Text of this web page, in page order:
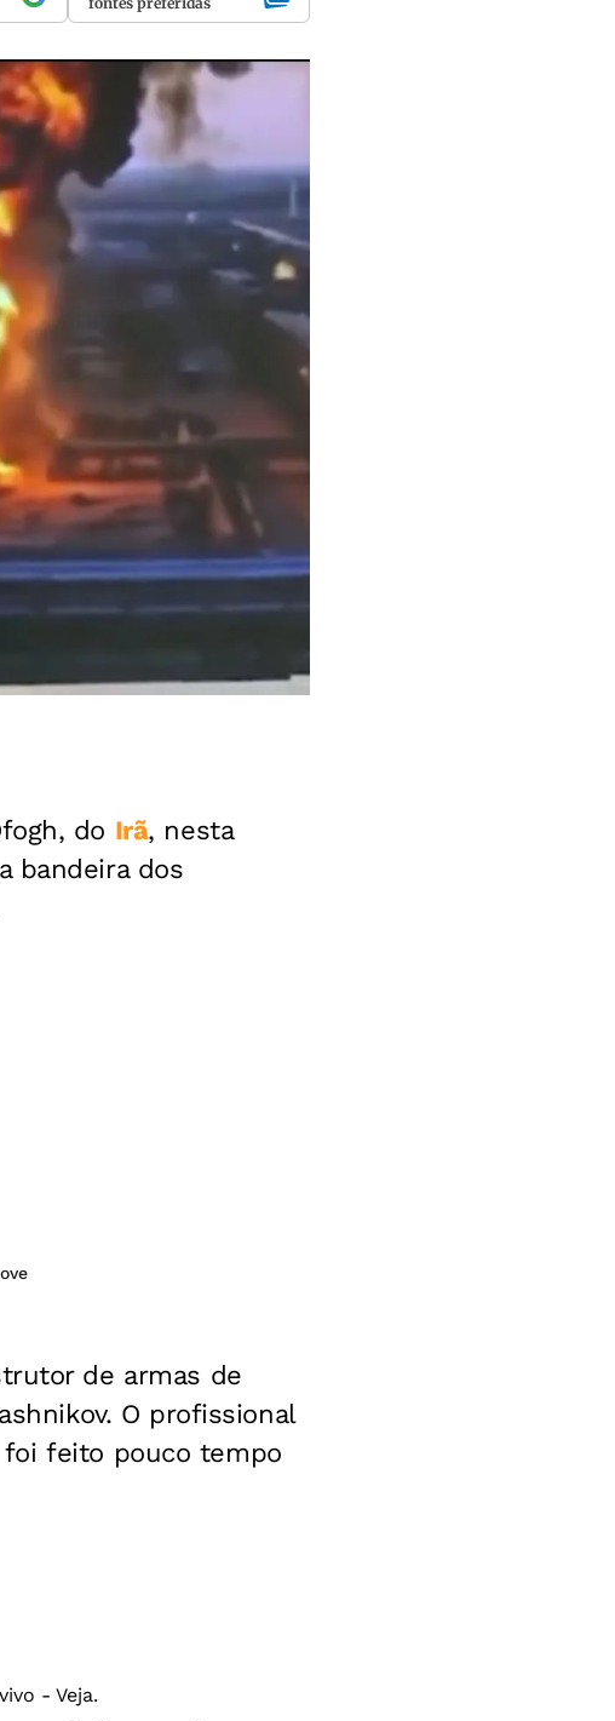
do Irã, nesta
bandeira dos
de armas de
O profissional
foi feito pouco tempo
- Veja.